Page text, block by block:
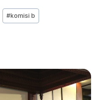
ai
l
ar
e
#komisi b